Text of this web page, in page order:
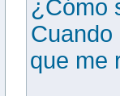
¿Cómo
Cuando
que me